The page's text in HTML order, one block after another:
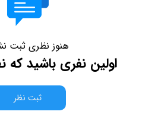
هنوز نظری ثبت
اولین نفری باشید
ثبت نظر